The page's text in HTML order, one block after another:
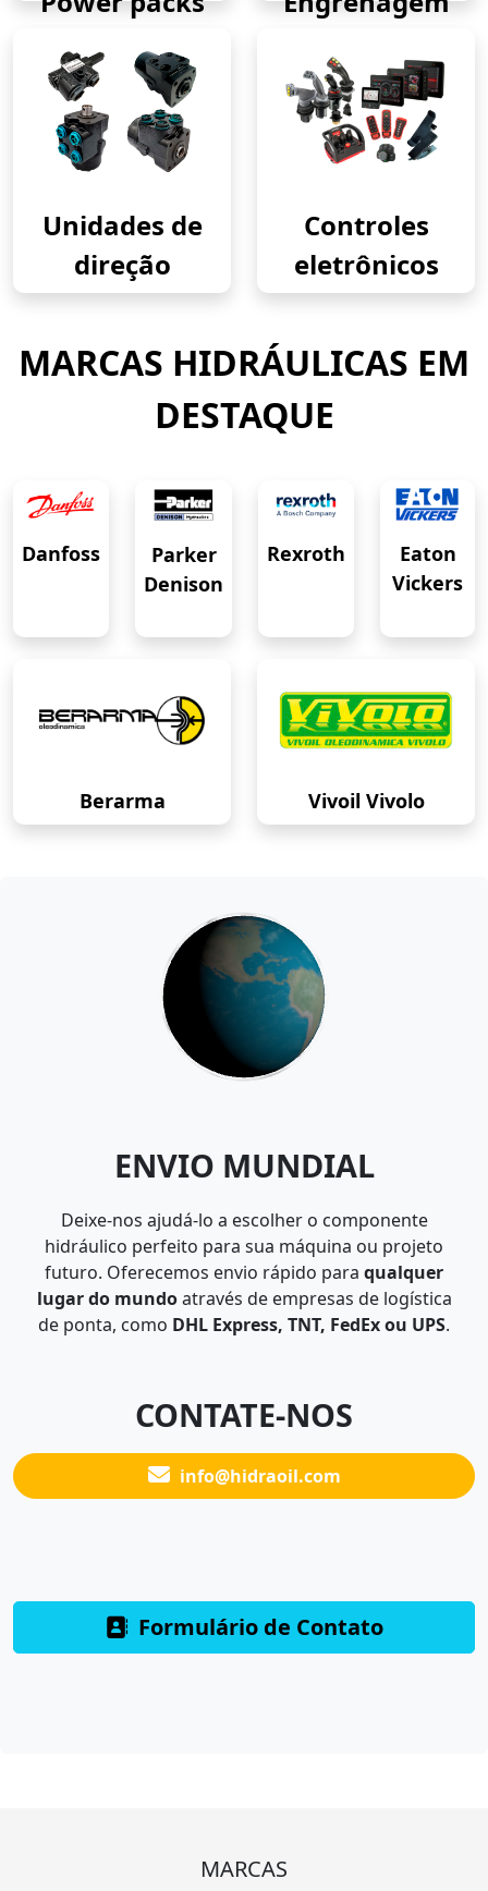
Unidades de
direção
Controles
eletrônicos
MARCAS HIDRÁULICAS EM
DESTAQUE
Danfoss
Parker
Denison
Rexroth
Eaton
Vickers
Berarma Vivoil Vivolo
ENVIO MUNDIAL
Deixe-nos ajudá-lo a escolher o componente
hidráulico perfeito para sua máquina ou projeto
futuro. Oferecemos envio rápido para qualquer
lugar do mundoatravés de empresas de logística
de ponta, como DHL Express, TNT, FedEx ou UPS.
CONTATE-NOS
info@hidraoil.com
Formulário de Contato
MARCAS